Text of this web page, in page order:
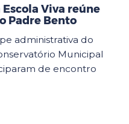
Viva reúne
Padre Bento
administrativa do
Municipal
de encontro